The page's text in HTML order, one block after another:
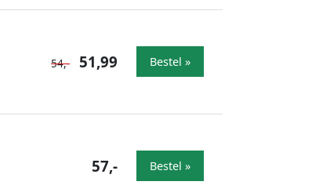
54,- 51,99 Bestel »
57,- Bestel »